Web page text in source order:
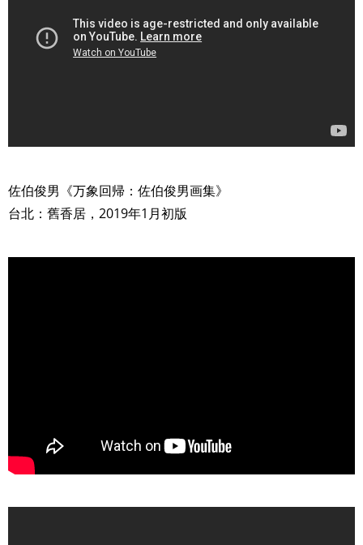
佐伯俊男《万象回帰：佐伯俊男画集》
台北：舊香居，2019年1月初版